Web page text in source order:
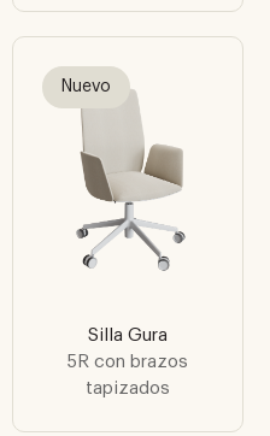
Nuevo
Silla Gura
5R con brazos
tapizados